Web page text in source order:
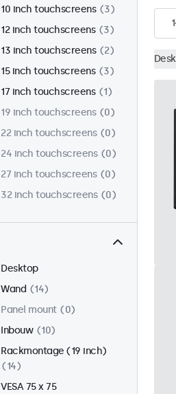
10 inch touchscreens
3
12 inch touchscreens
3
13 inch touchscreens
2
15 inch touchscreens
3
17 inch touchscreens
1
19 inch touchscreens
0
22 inch touchscreens
0
24 inch touchscreens
0
27 inch touchscreens
0
32 inch touchscreens
0
Desktop
Wand
14
Panel mount
0
Inbouw
10
Rackmontage (19 inch)
14
VESA 75 x 75